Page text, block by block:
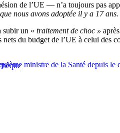
de l’UE — n’a toujours pas
nous avons adoptée il y a 17
subir un « traitement de choc »
du budget de l’UE à celui des
ministre de la Santé depuis le